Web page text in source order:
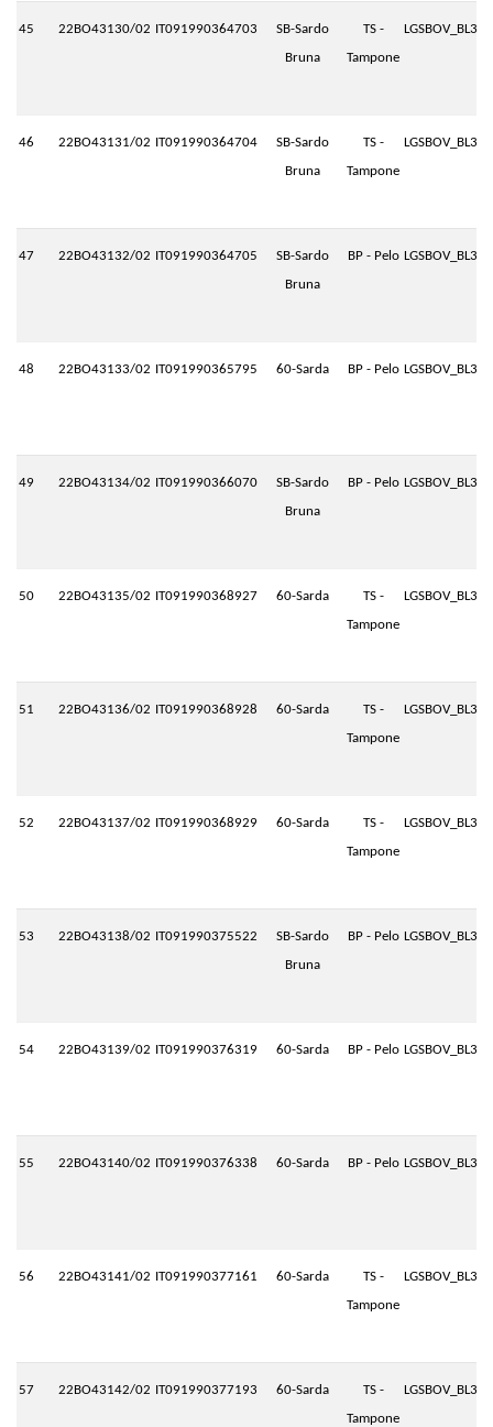
45 22BO43130/02 IT091990364703
SB-Sardo
Bruna
TS -
Tampone
LGSBOV_BL3.P
46 22BO43131/02 IT091990364704
SB-Sardo
Bruna
TS -
Tampone
LGSBOV_BL3.P
47 22BO43132/02 IT091990364705
SB-Sardo
Bruna
BP - Pelo LGSBOV_BL3.P
48 22BO43133/02 IT091990365795 60-Sarda BP - Pelo LGSBOV_BL3.P
49 22BO43134/02 IT091990366070
SB-Sardo
Bruna
BP - Pelo LGSBOV_BL3.P
50 22BO43135/02 IT091990368927 60-Sarda
TS -
Tampone
LGSBOV_BL3.P
51 22BO43136/02 IT091990368928 60-Sarda
TS -
Tampone
LGSBOV_BL3.P
52 22BO43137/02 IT091990368929 60-Sarda
TS -
Tampone
LGSBOV_BL3.P
53 22BO43138/02 IT091990375522
SB-Sardo
Bruna
BP - Pelo LGSBOV_BL3.P
54 22BO43139/02 IT091990376319 60-Sarda BP - Pelo LGSBOV_BL3.P
55 22BO43140/02 IT091990376338 60-Sarda BP - Pelo LGSBOV_BL3.P
56 22BO43141/02 IT091990377161 60-Sarda
TS -
Tampone
LGSBOV_BL3.P
57 22BO43142/02 IT091990377193 60-Sarda
TS -
Tampone
LGSBOV_BL3.P